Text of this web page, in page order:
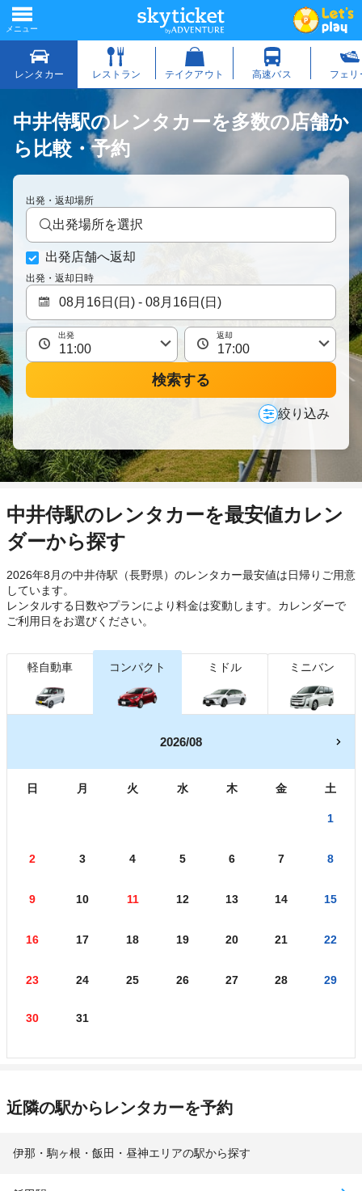
中井侍駅のレンタカーを多数の店舗か
ら比較・予約
出発・返却場所
出発場所を選択
出発店舗へ返却
出発・返却日時
出発 返却
検索する
絞り込み
中井侍駅のレンタカーを最安値カレン
ダーから探す
2026年8月の中井侍駅（長野県）のレンタカー最安値は日帰り ご用意
しています。
レンタルする日数やプランにより料金は変動します。カレンダーで
ご利用日をお選びください。
軽自動車 コンパクト ミドル ミニバン
2026/08
日 月 火 水 木 金 土
1
2 3 4 5 6 7 8
9 10 11 12 13 14 15
16 17 18 19 20 21 22
23 24 25 26 27 28 29
30 31
近隣の駅からレンタカーを予約
伊那・駒ヶ根・飯田・昼神エリアの駅から探す